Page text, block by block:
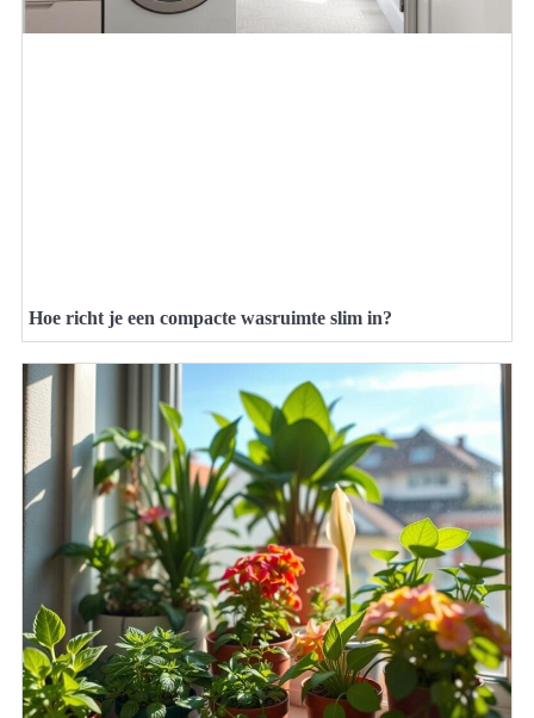
Hoe richt je een compacte wasruimte slim in?